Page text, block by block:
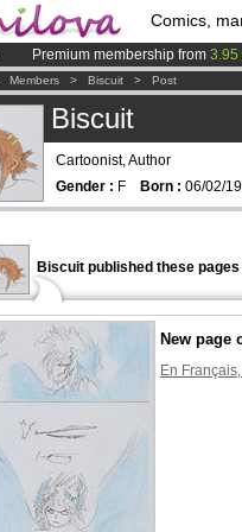
Comics,
Premium membership from 3.95
Already 134393membersand
AmilovaKickstarter is now LIVE!.
Members > Biscuit > Post
Biscuit
Cartoonist, Author
Gender : F Born : 06/02/
Biscuit published these pages
New page
En